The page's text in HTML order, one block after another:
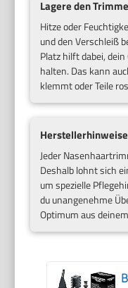
Lagere den
Hitze oder
und den Verschleiß
Platz hilft dabei,
halten. Das kann
klemmt oder Teile
Jeder
Deshalb lohnt sich
um spezielle
du unangenehme
Optimum aus